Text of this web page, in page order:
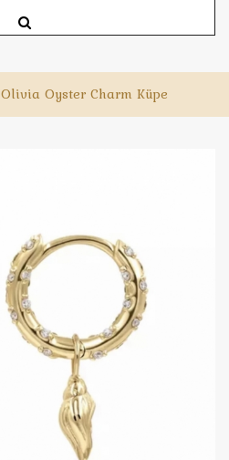
Olivia Oyster Charm Küpe